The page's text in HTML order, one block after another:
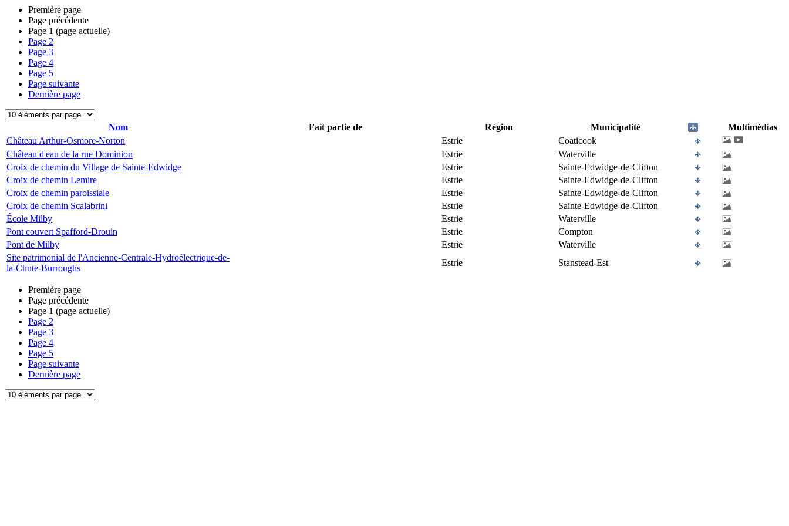
Première page
Page précédente
Page 1 (page actuelle)
Page 2
Page 3
Page 4
Page 5
Page suivante
Dernière page
Nom Fait partie de Région Municipalité
Multimédias
Château Arthur-Osmore-Norton
Estrie
Coaticook
Château d'eau de la rue Dominion
Estrie
Waterville
Croix de chemin du Village de Sainte-Edwidge
Estrie
Sainte-Edwidge-de-Clifton
Croix de chemin Lemire
Estrie
Sainte-Edwidge-de-Clifton
Croix de chemin paroissiale
Estrie
Sainte-Edwidge-de-Clifton
Croix de chemin Scalabrini
Estrie
Sainte-Edwidge-de-Clifton
École Milby
Estrie
Waterville
Pont couvert Spafford-Drouin
Estrie
Compton
Pont de Milby
Estrie
Waterville
Site patrimonial de l'Ancienne-Centrale-Hydroélectrique-de-
la-Chute-Burroughs
Estrie Stanstead-Est
Première page
Page précédente
Page 1 (page actuelle)
Page 2
Page 3
Page 4
Page 5
Page suivante
Dernière page